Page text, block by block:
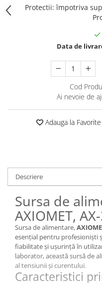
Protectii:împotriva
Data de
Cod
Ai nevoie de
Adauga la Favorite
Descriere
Sursa de
AXIOMET,
Sursa de alimentare,
esențial pentru profesioniști
fiabilitate și ușurință în
laborator, această sursă de
al tensiunii și curentului.
Caracteristici